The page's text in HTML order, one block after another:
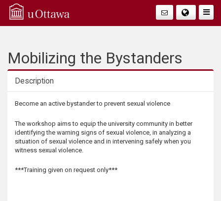
Q
Faire
Mobilizing the Bystanders
Description
Description
Become an active bystander to prevent sexual violence
The workshop aims to equip the university community in better
identifying the warning signs of sexual violence, in analyzing a
situation of sexual violence and in intervening safely when you
witness sexual violence.
***Training given on request only***